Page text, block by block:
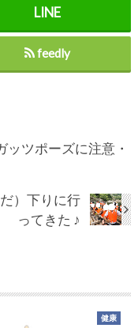
feedly
ッツポーズに注意・
）下りに行
ってきた ♪
健康